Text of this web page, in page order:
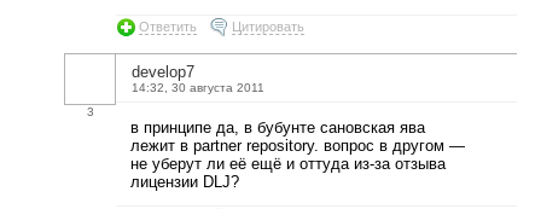
Ответить Цитировать
3
develop7
14:32, 30 августа 2011
в принципе да, в бубунте сановская ява
лежит в partner repository. вопрос в другом —
не уберут ли её ещё и оттуда из-за отзыва
лицензии DLJ?